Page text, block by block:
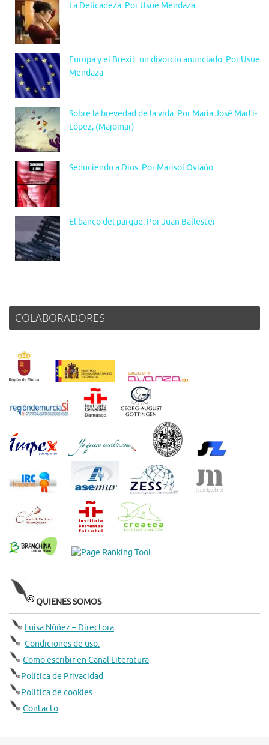
La Delicadeza. Por Usue Mendaza
Europa y el Brexit: un divorcio anunciado. Por Usue
Mendaza
Sobre la brevedad de la vida. Por María José Martí-
López, (Majomar)
Seduciendo a Dios. Por Marisol Oviaño
El banco del parque. Por Juan Ballester
COLABORADORES
QUIENES SOMOS
Luisa Núñez – Directora
Condiciones de uso.
Como escribir en Canal Literatura
Política de Privacidad
Política de cookies
Contacto